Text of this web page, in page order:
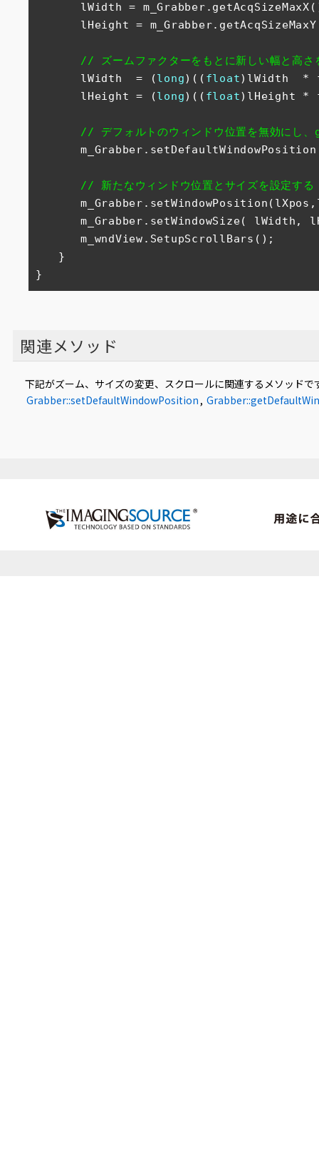
lWidth =
lHeight =
// ズームファクターをもとに新しい幅と高さ
lWidth  = (long)(( float)lWidth  *
lHeight = (long)(( float)lHeight *
// デフォルトのウィンドウ位置を無効にし
// 新たなウィンドウ位置とサイズを設定する
m_Grabber.setWindowSize( lWidth,
m_wndView.SetupScrollBars();
}
}
関連メソッド
下記がズーム、サイズの変更、スクロールに関連するメソッドで
Grabber::setDefaultWindowPosition ,